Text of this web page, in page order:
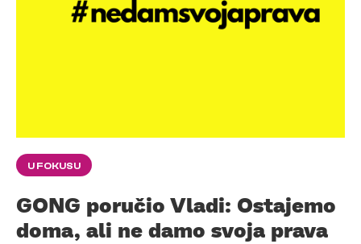
U FOKUSU
GONG poručio Vladi: Ostajemo
doma, ali ne damo svoja prava